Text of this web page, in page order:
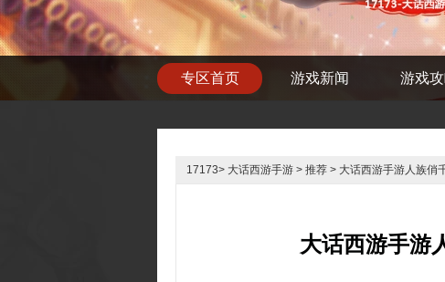
专区首页 游戏新闻 游戏
17173> 大话西游手游 > 推荐 > 大话西游手游人族俏
大话西游手游